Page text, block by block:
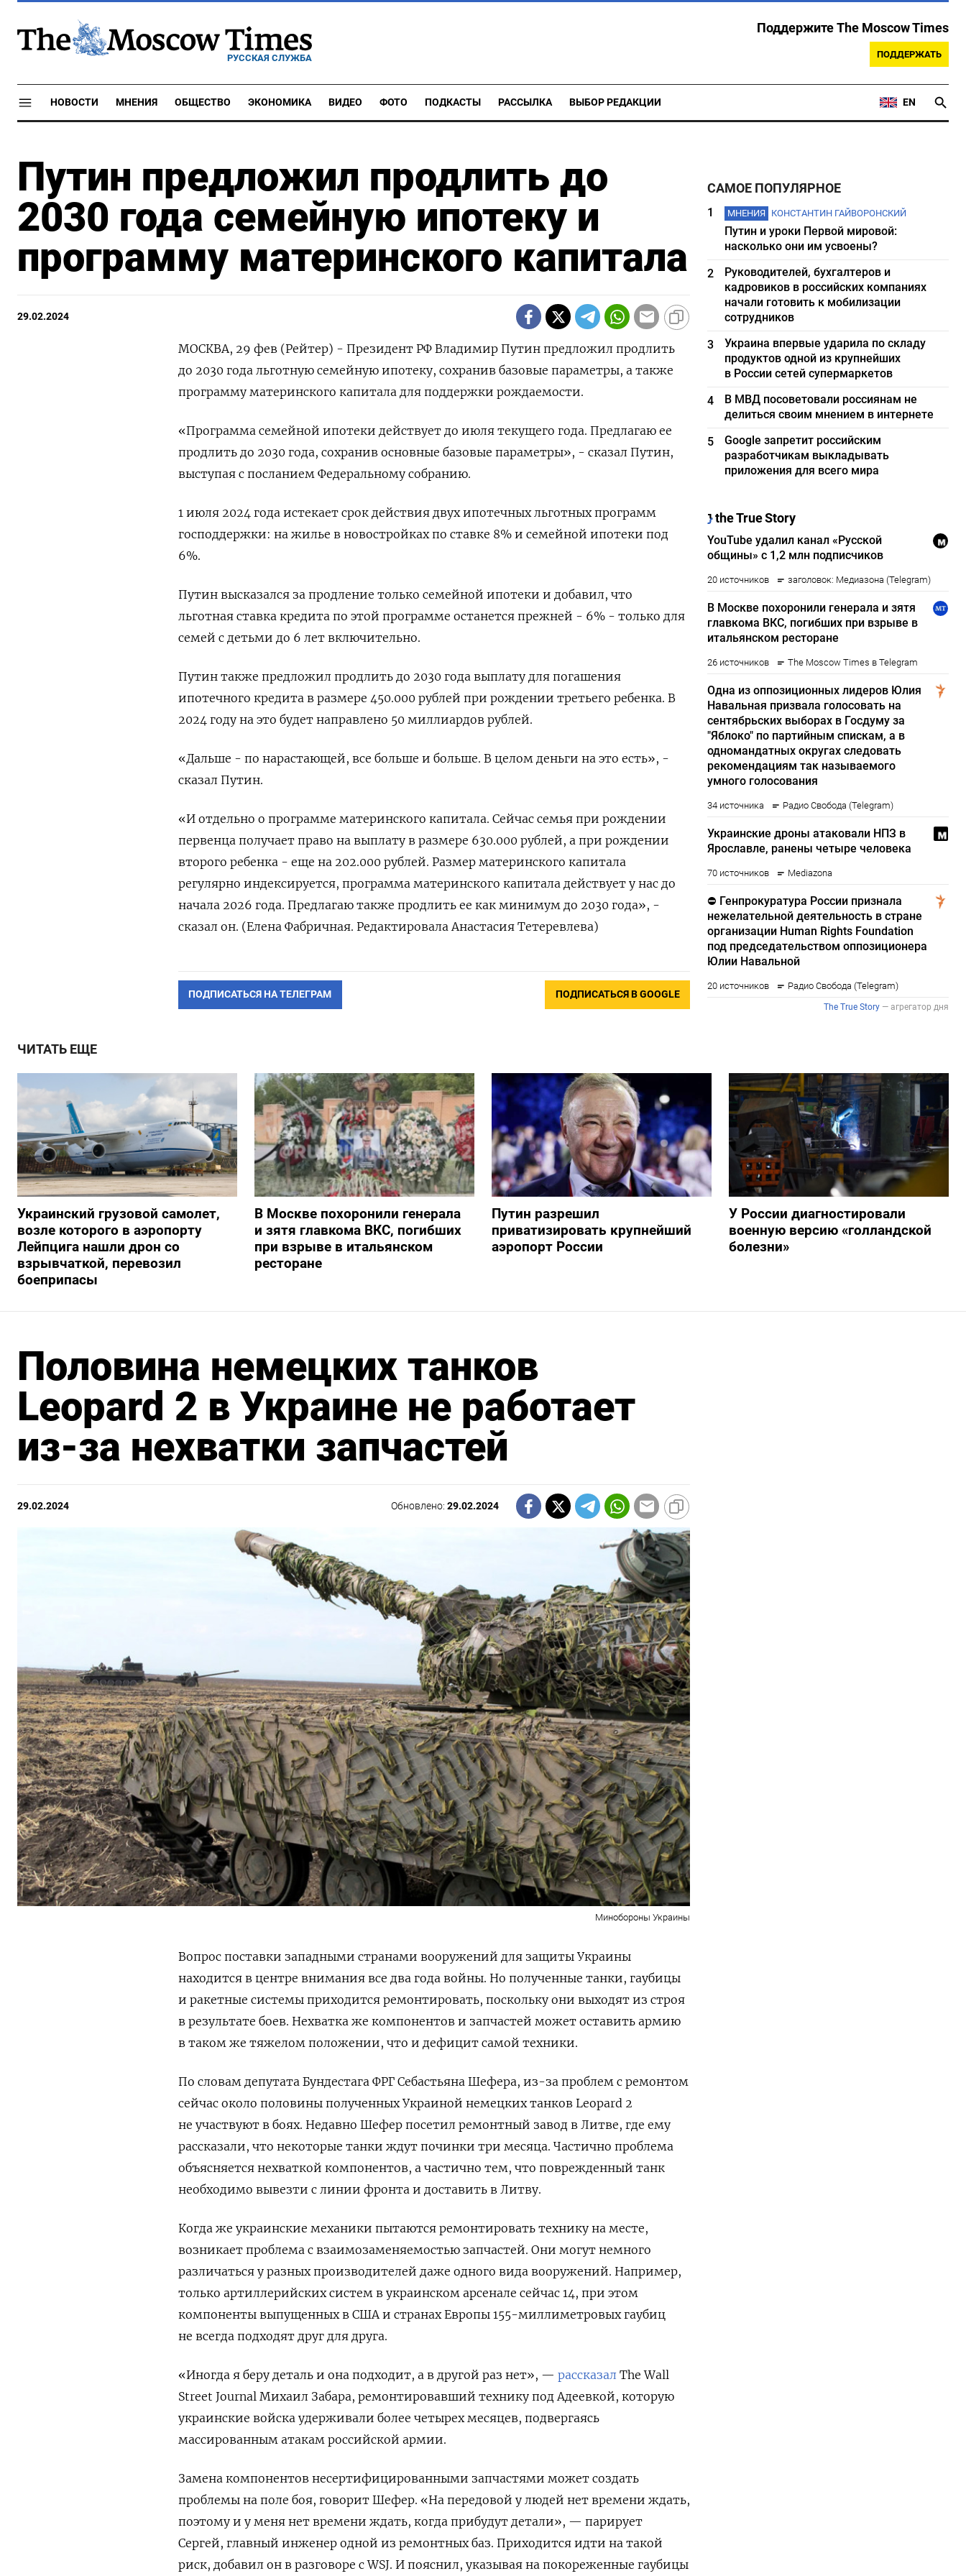
РУССКАЯ СЛУЖБА
Поддержите The Moscow Times
ПОДДЕРЖАТЬ
НОВОСТИ МНЕНИЯ ОБЩЕСТВО ЭКОНОМИКА ВИДЕО ФОТО ПОДКАСТЫ РАССЫЛКА ВЫБОР РЕДАКЦИИ EN
Путин предложил продлить до
2030 года семейную ипотеку и
программу материнского капитала
29.02.2024
МОСКВА, 29 фев (Рейтер) - Президент РФ Владимир Путин предложил продлить
до 2030 года льготную семейную ипотеку, сохранив базовые параметры, а также
программу материнского капитала для поддержки рождаемости.
«Программа семейной ипотеки действует до июля текущего года​​​. Предлагаю ее
продлить до 2030 года, сохранив основные базовые параметры», - сказал Путин,
выступая с посланием Федеральному собранию.
1 июля 2024 года истекает срок действия двух ипотечных льготных программ
господдержки: на жилье в новостройках по ставке 8% и семейной ипотеки под
6%.
Путин высказался за продление только семейной ипотеки и добавил, что
льготная ставка кредита по этой программе останется прежней - 6% - только для
семей с детьми до 6 лет включительно.
Путин также предложил продлить до 2030 года выплату для погашения
ипотечного кредита в размере 450.000 рублей при рождении третьего ребенка. В
2024 году на это будет направлено 50 миллиардов рублей.
«Дальше - по нарастающей, все больше и больше. В целом деньги на это есть», -
сказал Путин.
«И отдельно о программе материнского капитала. Сейчас семья при рождении
первенца получает право на выплату в размере 630.000 рублей, а при рождении
второго ребенка - еще на 202.000 рублей. Размер материнского капитала
регулярно индексируется, программа материнского капитала действует у нас до
начала 2026 года. Предлагаю также продлить ее как минимум до 2030 года», -
сказал он. (Елена Фабричная. Редактировала Анастасия Тетеревлева)
ПОДПИСАТЬСЯ НА ТЕЛЕГРАМ ПОДПИСАТЬСЯ В GOOGLE
САМОЕ ПОПУЛЯРНОЕ
1 МНЕНИЯ КОНСТАНТИН ГАЙВОРОНСКИЙ
Путин и уроки Первой мировой:
насколько они им усвоены?
2
Руководителей, бухгалтеров и
кадровиков в российских компаниях
начали готовить к мобилизации
сотрудников
3
Украина впервые ударила по складу
продуктов одной из крупнейших
в России сетей супермаркетов
4
В МВД посоветовали россиянам не
делиться своим мнением в интернете
5
Google запретит российским
разработчикам выкладывать
приложения для всего мира
ЧИТАТЬ ЕЩЕ
Украинский грузовой самолет,
возле которого в аэропорту
Лейпцига нашли дрон со
взрывчаткой, перевозил
боеприпасы
В Москве похоронили генерала
и зятя главкома ВКС, погибших
при взрыве в итальянском
ресторане
Путин разрешил
приватизировать крупнейший
аэропорт России
У России диагностировали
военную версию «голландской
болезни»
Половина немецких танков
Leopard 2 в Украине не работает
из-за нехватки запчастей
29.02.2024 Обновлено:29.02.2024
Минобороны Украины
Вопрос поставки западными странами вооружений для защиты Украины
находится в центре внимания все два года войны. Но полученные танки, гаубицы
и ракетные системы приходится ремонтировать, поскольку они выходят из строя
в результате боев. Нехватка же компонентов и запчастей может оставить армию
в таком же тяжелом положении, что и дефицит самой техники.
По словам депутата Бундестага ФРГ Себастьяна Шефера, из-за проблем с ремонтом
сейчас около половины полученных Украиной немецких танков Leopard 2
не участвуют в боях. Недавно Шефер посетил ремонтный завод в Литве, где ему
рассказали, что некоторые танки ждут починки три месяца. Частично проблема
объясняется нехваткой компонентов, а частично тем, что поврежденный танк
необходимо вывезти с линии фронта и доставить в Литву.
Когда же украинские механики пытаются ремонтировать технику на месте,
возникает проблема с взаимозаменяемостью запчастей. Они могут немного
различаться у разных производителей даже одного вида вооружений. Например,
только артиллерийских систем в украинском арсенале сейчас 14, при этом
компоненты выпущенных в США и странах Европы 155-миллиметровых гаубиц
не всегда подходят друг для друга.
«Иногда я беру деталь и она подходит, а в другой раз нет», — рассказал The Wall
Street Journal Михаил Забара, ремонтировавший технику под Адеевкой, которую
украинские войска удерживали более четырех месяцев, подвергаясь
массированным атакам российской армии.
Замена компонентов несертифицированными запчастями может создать
проблемы на поле боя, говорит Шефер. «На передовой у людей нет времени ждать,
поэтому и у меня нет времени ждать, когда прибудут детали», — парирует
Сергей, главный инженер одной из ремонтных баз. Приходится идти на такой
риск, добавил он в разговоре с WSJ. И пояснил, указывая на покореженные гаубицы